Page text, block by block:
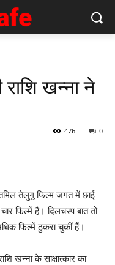
खन्‍ना ने
0
476
तेलुगू फिल्‍म जगत में छाई
फिल्‍में हैं। दिलचस्‍प बात तो
फिल्‍में ठुकरा चुकीं हैं।
खन्‍ना के साक्षात्‍कार का